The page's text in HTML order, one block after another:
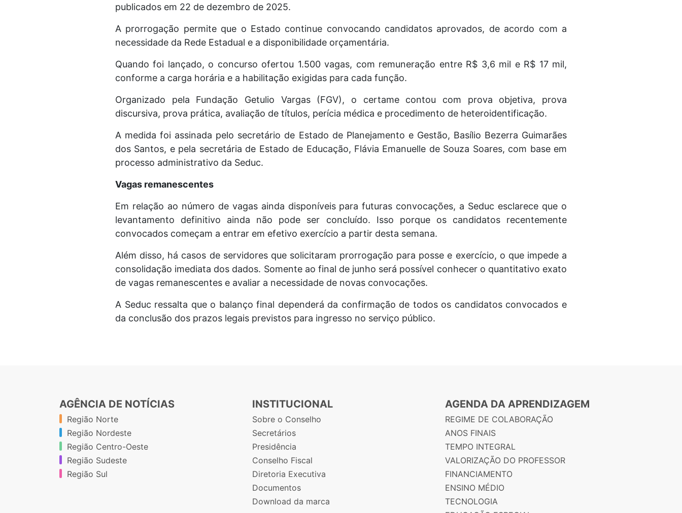
publicados em 22 de dezembro de 2025.
A prorrogação permite que o Estado continue convocando candidatos aprovados, de acordo com a
necessidade da Rede Estadual e a disponibilidade orçamentária.
Quando foi lançado, o concurso ofertou 1.500 vagas, com remuneração entre R$ 3,6 mil e R$ 17 mil,
conforme a carga horária e a habilitação exigidas para cada função.
Organizado pela Fundação Getulio Vargas (FGV), o certame contou com prova objetiva, prova
discursiva, prova prática, avaliação de títulos, perícia médica e procedimento de heteroidentificação.
A medida foi assinada pelo secretário de Estado de Planejamento e Gestão, Basílio Bezerra Guimarães
dos Santos, e pela secretária de Estado de Educação, Flávia Emanuelle de Souza Soares, com base em
processo administrativo da Seduc.
Vagas remanescentes
Em relação ao número de vagas ainda disponíveis para futuras convocações, a Seduc esclarece que o
levantamento definitivo ainda não pode ser concluído. Isso porque os candidatos recentemente
convocados começam a entrar em efetivo exercício a partir desta semana.
Além disso, há casos de servidores que solicitaram prorrogação para posse e exercício, o que impede a
consolidação imediata dos dados. Somente ao final de junho será possível conhecer o quantitativo exato
de vagas remanescentes e avaliar a necessidade de novas convocações.
A Seduc ressalta que o balanço final dependerá da confirmação de todos os candidatos convocados e
da conclusão dos prazos legais previstos para ingresso no serviço público.
AGÊNCIA DE NOTÍCIAS
Região Norte
Região Nordeste
Região Centro-Oeste
Região Sudeste
Região Sul
INSTITUCIONAL
Sobre o Conselho
Secretários
Presidência
Conselho Fiscal
Diretoria Executiva
Documentos
Download da marca
AGENDA DA APRENDIZAGEM
REGIME DE COLABORAÇÃO
ANOS FINAIS
TEMPO INTEGRAL
VALORIZAÇÃO DO PROFESSOR
FINANCIAMENTO
ENSINO MÉDIO
TECNOLOGIA